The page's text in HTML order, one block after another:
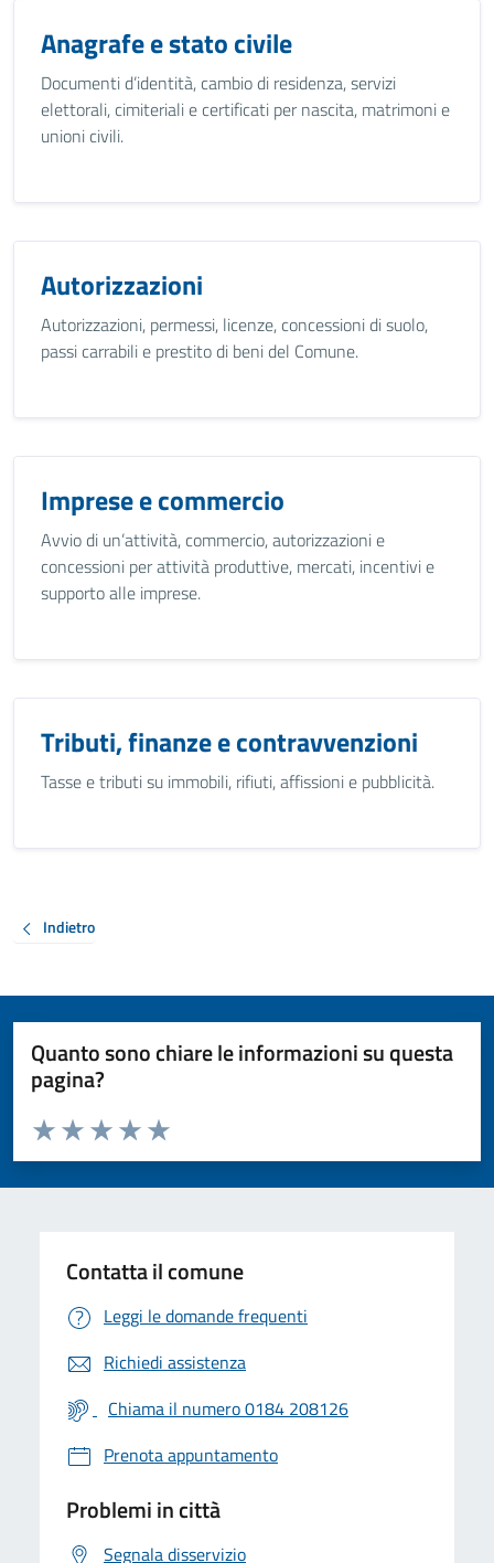
Anagrafe e stato civile
Documenti d’identità, cambio di residenza, servizi
elettorali, cimiteriali e certificati per nascita, matrimoni e
unioni civili.
Autorizzazioni
Autorizzazioni, permessi, licenze, concessioni di suolo,
passi carrabili e prestito di beni del Comune.
Imprese e commercio
Avvio di un’attività, commercio, autorizzazioni e
concessioni per attività produttive, mercati, incentivi e
supporto alle imprese.
Tributi, finanze e contravvenzioni
Tasse e tributi su immobili, rifiuti, affissioni e pubblicità.
Indietro
Quanto sono chiare le informazioni su questa
pagina?
Valuta da 1 a 5 stelle la pagina
Valuta 5 stelle su 5
Valuta 4 stelle su 5
Valuta 3 stelle su 5
Valuta 2 stelle su 5
Valuta 1 stelle su 5
Contatta il comune
Leggi le domande frequenti
Richiedi assistenza
Chiama il numero 0184 208126
Prenota appuntamento
Problemi in città
Segnala disservizio